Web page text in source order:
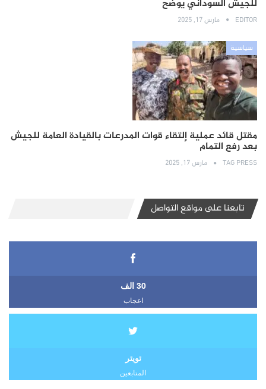
للجيش السوداني يوضح
EDITOR مارس 17, 2025
سياسية
مقتل قائد عملية إلتقاء قوات المدرعات بالقيادة العامة للجيش
بعد رفع التمام
TAG PRESS مارس 17, 2025
تابعنا على مواقع التواصل
30 الف
اعجاب
تويتر
المتابعين